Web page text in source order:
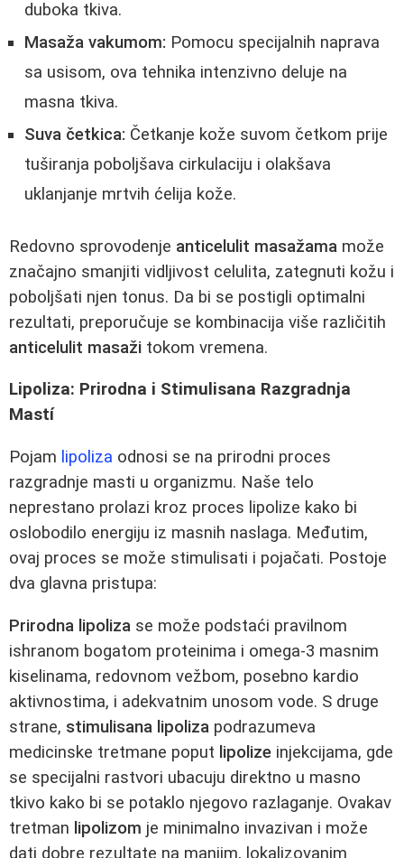
duboka tkiva.
Masaža vakumom: Pomocu specijalnih naprava
sa usisom, ova tehnika intenzivno deluje na
masna tkiva.
Suva četkica: Četkanje kože suvom četkom prije
tuširanja poboljšava cirkulaciju i olakšava
uklanjanje mrtvih ćelija kože.
Redovno sprovodenje anticelulit masažama može
značajno smanjiti vidljivost celulita, zategnuti kožu i
poboljšati njen tonus. Da bi se postigli optimalni
rezultati, preporučuje se kombinacija više različitih
anticelulit masaži tokom vremena.
Lipoliza: Prirodna i Stimulisana Razgradnja
Mastí
Pojam lipoliza odnosi se na prirodni proces
razgradnje masti u organizmu. Naše telo
neprestano prolazi kroz proces lipolize kako bi
oslobodilo energiju iz masnih naslaga. Međutim,
ovaj proces se može stimulisati i pojačati. Postoje
dva glavna pristupa:
Prirodna lipoliza se može podstaći pravilnom
ishranom bogatom proteinima i omega-3 masnim
kiselinama, redovnom vežbom, posebno kardio
aktivnostima, i adekvatnim unosom vode. S druge
strane, stimulisana lipoliza podrazumeva
medicinske tretmane poput lipolize injekcijama, gde
se specijalni rastvori ubacuju direktno u masno
tkivo kako bi se potaklo njegovo razlaganje. Ovakav
tretman lipolizom je minimalno invazivan i može
dati dobre rezultate na manjim, lokalizovanim